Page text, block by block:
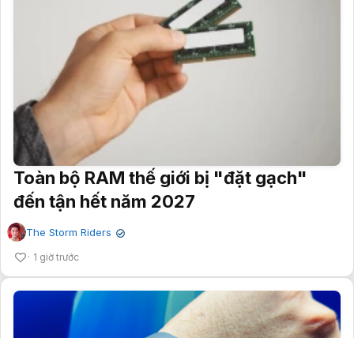
Toàn bộ RAM thế giới bị "đặt gạch"
đến tận hết năm 2027
The Storm Riders ✔
1 giờ trước